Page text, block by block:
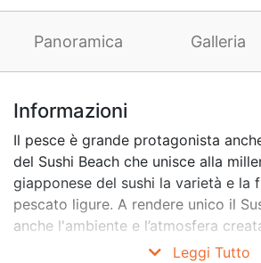
Panoramica Galleria
Informazioni
Il pesce è grande protagonista
del Sushi Beach che unisce alla
giapponese del sushi la varietà e la
pescato ligure. A rendere unico il
anche l'ambiente e l’atmosfera
bordo piscina e con vistaLeggi Tutto